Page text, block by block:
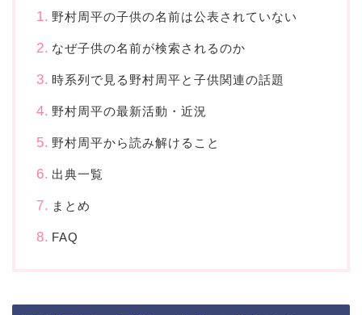
野村周平の子供の名前は公表されていない
なぜ子供の名前が検索されるのか
時系列で見る野村周平と子供関連の話題
野村周平の最新活動・近況
野村周平から読み解けること
出典一覧
まとめ
FAQ